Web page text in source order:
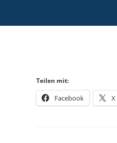
Teilen mit:
Facebook X